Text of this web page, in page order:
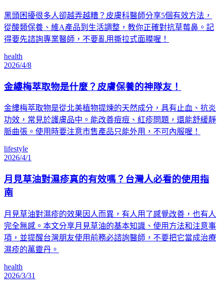
黑頭困擾很多人卻越弄越糟？皮膚科醫師分享5個有效方法，
從酸類保養、維A產品到生活調整，教你正確對抗草莓鼻。記
得要先諮詢專業醫師，不要亂用撕拉式面膜喔！
health
2026/4/8
金縷梅萃取物是什麼？皮膚保養的神隊友！
金縷梅萃取物是從北美植物提煉的天然成分，具有止血、抗炎
功效，常見於護膚品中。能改善痘痘、紅疹問題，還能舒緩靜
脈曲張。使用時要注意市售產品只能外用，不可內服喔！
lifestyle
2026/4/1
月見草油對濕疹真的有效嗎？台灣人必看的使用指
南
月見草油對濕疹的效果因人而異，有人用了感覺改善，也有人
完全無感。本文分享月見草油的基本知識、使用方法和注意事
項，並提醒台灣朋友使用前務必諮詢醫師，不要把它當成治療
濕疹的萬靈丹。
health
2026/3/31